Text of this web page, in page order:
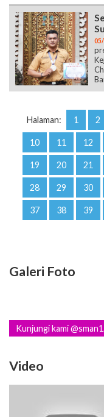
Halaman: 1 2
10 11 12
19 20 21
28 29 30
37 38 39
Galeri Foto
Kunjungi kami
Video